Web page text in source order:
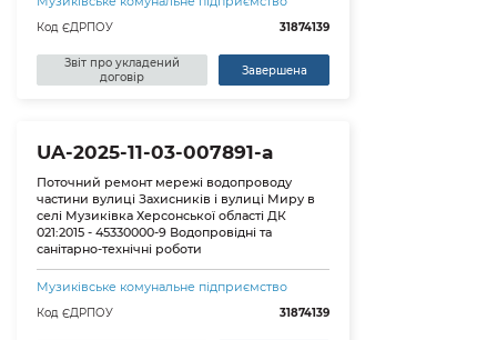
Код ЄДРПОУ 31874139
Звіт про укладений
договір
Завершена
UA-2025-11-03-007891-a
Поточний ремонт мережі водопроводу
частини вулиці Захисників і вулиці Миру в
селі Музиківка Херсонської області ДК
021:2015 - 45330000-9 Водопровідні та
санітарно-технічні роботи
Музиківське комунальне підприємство
Код ЄДРПОУ 31874139